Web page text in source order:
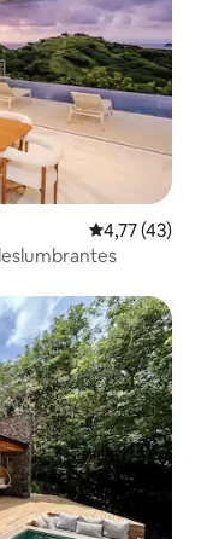
4,77 de uma
4,77 (43)